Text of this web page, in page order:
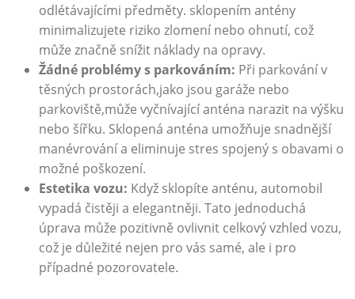
odlétávajícími předměty. sklopením antény
minimalizujete riziko zlomení nebo ohnutí, což
může značně snížit náklady na​ opravy.
Žádné problémy s parkováním: Při parkování v
těsných prostorách,jako jsou garáže nebo
‍parkoviště,může vyčnívající anténa narazit na výšku
nebo šířku. Sklopená anténa umožňuje snadnější
manévrování a eliminuje stres spojený s obavami o
možné poškození.
Estetika⁢ vozu: ‍Když sklopíte anténu, automobil
vypadá čistěji⁤ a‍ elegantněji. Tato jednoduchá
úprava může pozitivně ovlivnit celkový vzhled vozu,
což je důležité nejen pro vás samé, ale i pro
případné pozorovatele.